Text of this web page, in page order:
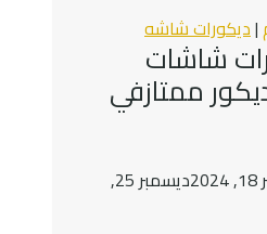
|ديكورات شاشه
شاشات
ممتازفي
ديسمبر 25,